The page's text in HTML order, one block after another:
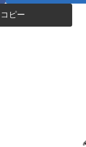
コピー